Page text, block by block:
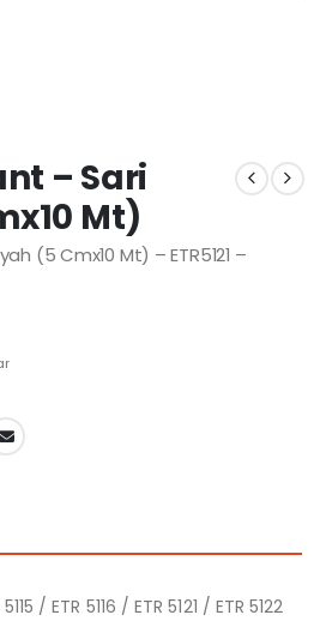
– Sari
Mt)
(5 Cmx10 Mt) – ETR5121 –
/ ETR 5116 / ETR 5121 / ETR 5122